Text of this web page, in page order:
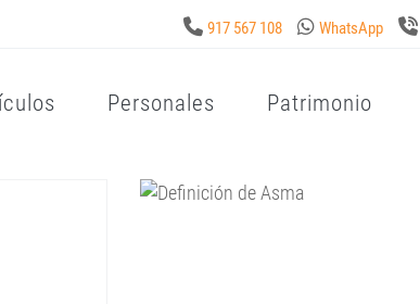
917 567 108 WhatsApp
Personales Patrimonio